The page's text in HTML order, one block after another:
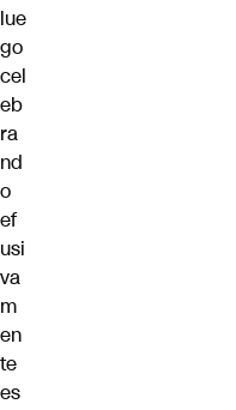
lue
go
cel
eb
ra
nd
o
ef
usi
va
m
en
te
es